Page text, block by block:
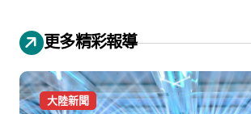
更多精彩報導
大陸新聞